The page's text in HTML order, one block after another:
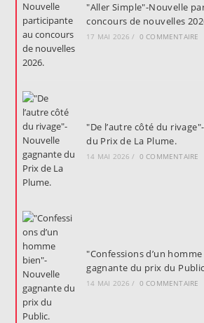
"Aller Simple"-Nouvelle
concours de nouvelles
17 MAI 2026 / 0 COMMENTAIRE
"De l’autre côté du
du Prix de La Plume.
14 MAI 2026 / 0 COMMENTAIRE
"Confessions d’un
gagnante du prix du
14 MAI 2026 / 0 COMMENTAIRE